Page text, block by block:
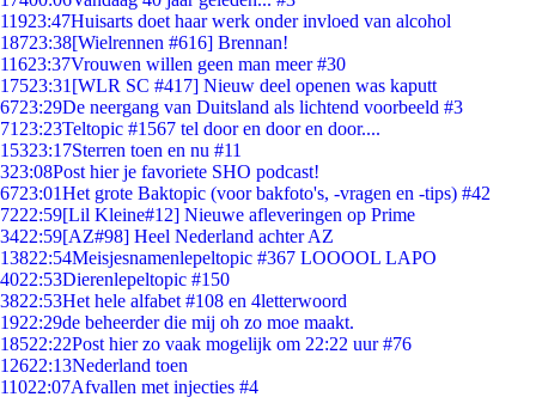
11923:47Huisarts doet haar werk onder invloed van alcohol
18723:38[Wielrennen #616] Brennan!
11623:37Vrouwen willen geen man meer #30
17523:31 [WLR SC #417] Nieuw deel openen was kaputt
6723:29De neergang van Duitsland als lichtend voorbeeld #3
71 23:23Teltopic #1567 tel door en door en door....
15323:17Sterren toen en nu #11
323:08Post hier je favoriete SHO podcast!
6723:01Het grote Baktopic (voor bakfoto's, -vragen en -tips) #42
7222:59[Lil Kleine#12] Nieuwe afleveringen op Prime
3422:59[AZ#98] Heel Nederland achter AZ
13822:54Meisjesnamenlepeltopic #367 LOOOOL LAPO
4022:53Dierenlepeltopic #150
3822:53Het hele alfabet #108 en 4letterwoord
1922:29de beheerder die mij oh zo moe maakt.
18522:22Post hier zo vaak mogelijk om 22:22 uur #76
12622:13Nederland toen
11022:07Afvallen met injecties #4